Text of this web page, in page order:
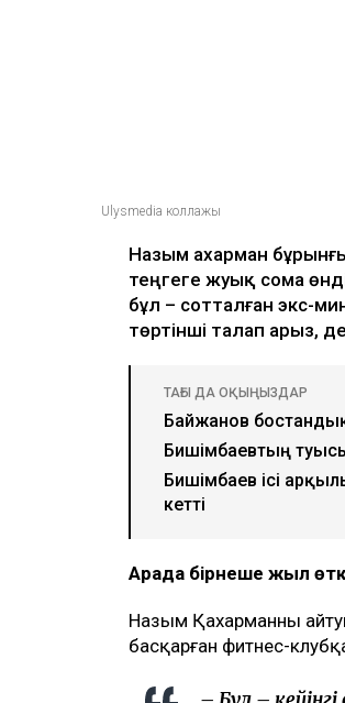
Ulysmedia коллажы
Назым Қахарман
теңгеге жуық сома
бұл – сотталған экс-
төртінші талап арыз,
ТАҒЫ ДА ОҚЫҢЫЗДАР
Байжанов
Бишімбаевтың
Бишімбаев ісі
кетті
Арада бірнеше жыл
Назым Қахарманның
басқарған фитнес-